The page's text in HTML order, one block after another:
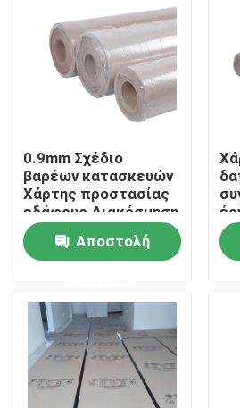
Γύρος εργοστασίων
Ποιοτικός έλεγχος
Μας ελάτε σε επαφή με
Ζητήστε ένα απόσπασμα
Προσωρινός ρόλος
Προστασία πατωμάτων
0.9mm Σχέδιο
βαρέων κατασκευών
Χάρτης προστασίας
εδάφους Διακόσμηση
Τελειωμένο υλικό
προστασίας δαπέδου
Αποστολή